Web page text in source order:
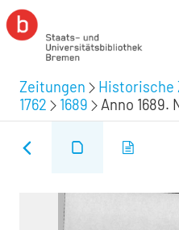
Zeitungen Historische
1762
1689 Anno 1689.